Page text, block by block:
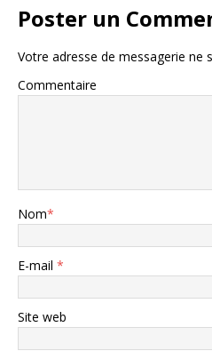
Poster un
Votre adresse de messagerie ne
Commentaire
Nom*
E-mail *
Site web